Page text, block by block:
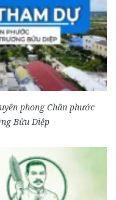
phong Chân phước
Bửu Diệp